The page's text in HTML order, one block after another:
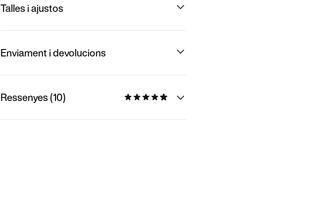
Talles i ajustos
Enviament i devolucions
Ressenyes (10)